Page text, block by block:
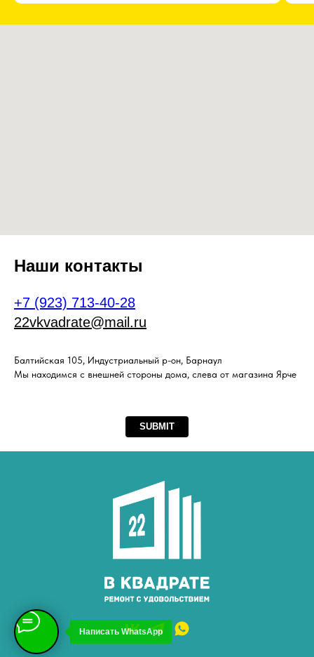
Написать WhatsApp
Наши контакты
+7 (923) 713-40-28
22vkvadrate@mail.ru
Балтийская 105, Индустриальный р-он, Барнаул
Мы находимся с внешней стороны дома, слева от магазина Ярче
SUBMIT